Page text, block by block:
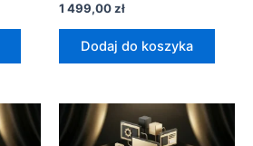
1 499,00zł
Dodaj do koszyka